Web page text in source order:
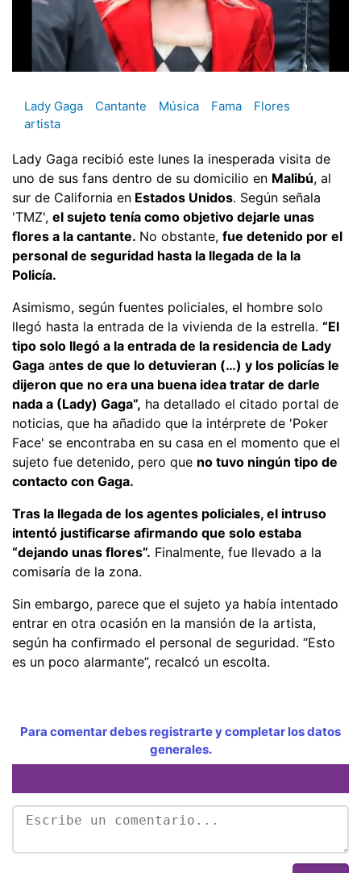
Lady Gaga Cantante Música Fama
Flores
artista
Lady Gaga recibió este lunes la inesperada visita de
uno de sus fans dentro de su domicilio en Malibú, al
sur de California en Estados Unidos. Según señala
'TMZ', el sujeto tenía como objetivo dejarle unas
flores a la cantante. No obstante, fue detenido por el
personal de seguridad hasta la llegada de la la
Policía.
Asimismo, según fuentes policiales, el hombre solo
llegó hasta la entrada de la vivienda de la estrella. “El
tipo solo llegó a la entrada de la residencia de Lady
Gaga antes de que lo detuvieran (…) y los policías le
dijeron que no era una buena idea tratar de darle
nada a (Lady) Gaga”, ha detallado el citado portal de
noticias, que ha añadido que la intérprete de 'Poker
Face' se encontraba en su casa en el momento que el
sujeto fue detenido, pero que no tuvo ningún tipo de
contacto con Gaga.
Tras la llegada de los agentes policiales, el intruso
intentó justificarse afirmando que solo estaba
“dejando unas flores”. Finalmente, fue llevado a la
comisaría de la zona.
Sin embargo, parece que el sujeto ya había intentado
entrar en otra ocasión en la mansión de la artista,
según ha confirmado el personal de seguridad. “Esto
es un poco alarmante”, recalcó un escolta.
Para comentar debes registrarte y completar los datos
generales.